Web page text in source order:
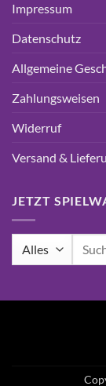
Impressum
Datenschutz
Allgemeine
Zahlungsweisen
Widerruf
Versand &
JETZT